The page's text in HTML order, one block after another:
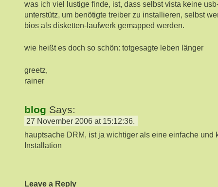
was ich viel lustige finde, ist, dass selbst vista keine
unterstütz, um benötigte treiber zu installieren, selbst
bios als disketten-laufwerk gemapped werden.
wie heißt es doch so schön: totgesagte leben länger
greetz,
rainer
blog Says:
27 November 2006 at 15:12:36.
hauptsache DRM, ist ja wichtiger als eine einfache und
Installation
Leave a Reply